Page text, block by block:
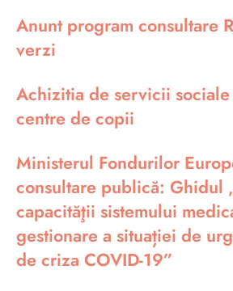
Anunt program consultare
verzi
Achizitia de servicii
centre de copii
Ministerul Fondurilor
consultare publică: Ghidul
capacităţii sistemului
gestionare a situației de
de criza COVID-19”